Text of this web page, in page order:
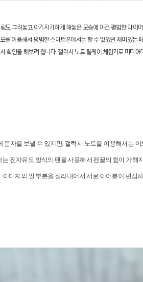
도 그려놓고 아기자기하게 해놓은 모습에 이건 평범한 다이
를 이용해서 평범한 스마트폰에서는 할 수 없었던 재미있는
확인을 해보려 합니다.갤럭시 노트 릴레이 체험기로 미디어
문자를 보낼 수 있지만, 갤럭시 노트를 이용해서는
는 전자유도 방식의 펜을 사용해서 펜끝의 힘이 가해
. 이미지의 일 부분을 잘라내어서 서로 이어붙여 편집